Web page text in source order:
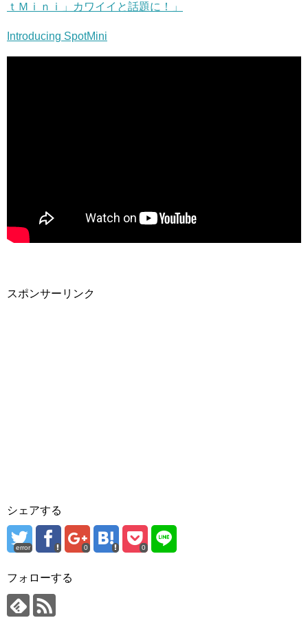
ｔＭｉｎｉ」カワイイと話題に！」
Introducing SpotMini
スポンサーリンク
シェアする
error 0 0
フォローする